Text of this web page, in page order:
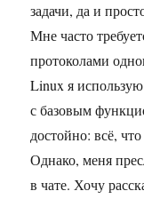
задачи, да и
Мне часто
протоколами
Linux я
с базовым
достойно: всё,
Однако, меня
в чате. Хочу